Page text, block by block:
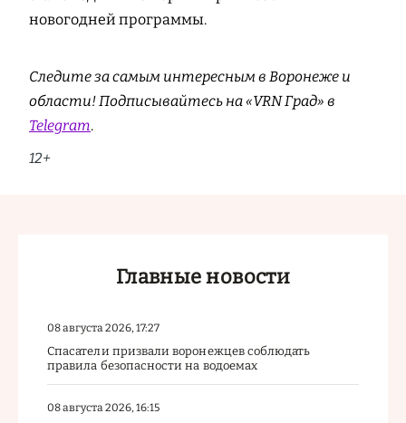
новогодней программы.
Следите за самым интересным в Воронеже и
области! Подписывайтесь на «VRN Град» в
Telegram.
12+
Главные новости
08 августа 2026, 17:27
Спасатели призвали воронежцев соблюдать
правила безопасности на водоемах
08 августа 2026, 16:15